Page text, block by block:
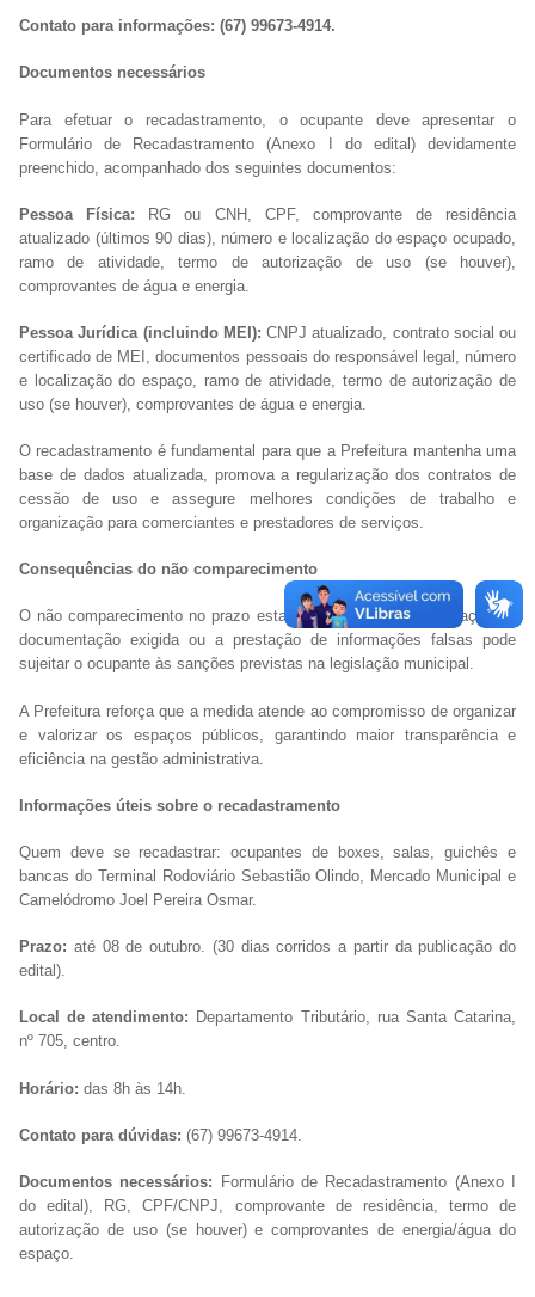
Contato para informações: (67) 99673-4914.
Documentos necessários
Para efetuar o recadastramento, o ocupante deve apresentar o
Formulário de Recadastramento (Anexo I do edital) devidamente
preenchido, acompanhado dos seguintes documentos:
Pessoa Física: RG ou CNH, CPF, comprovante de residência
atualizado (últimos 90 dias), número e localização do espaço ocupado,
ramo de atividade, termo de autorização de uso (se houver),
comprovantes de água e energia.
Pessoa Jurídica (incluindo MEI): CNPJ atualizado, contrato social ou
certificado de MEI, documentos pessoais do responsável legal, número
e localização do espaço, ramo de atividade, termo de autorização de
uso (se houver), comprovantes de água e energia.
O recadastramento é fundamental para que a Prefeitura mantenha uma
base de dados atualizada, promova a regularização dos contratos de
cessão de uso e assegure melhores condições de trabalho e
organização para comerciantes e prestadores de serviços.
Consequências do não comparecimento
O não comparecimento no prazo estabelecido, a não apresentação da
documentação exigida ou a prestação de informações falsas pode
sujeitar o ocupante às sanções previstas na legislação municipal.
A Prefeitura reforça que a medida atende ao compromisso de organizar
e valorizar os espaços públicos, garantindo maior transparência e
eficiência na gestão administrativa.
Informações úteis sobre o recadastramento
Quem deve se recadastrar: ocupantes de boxes, salas, guichês e
bancas do Terminal Rodoviário Sebastião Olindo, Mercado Municipal e
Camelódromo Joel Pereira Osmar.
Prazo: até 08 de outubro. (30 dias corridos a partir da publicação do
edital).
Local de atendimento: Departamento Tributário, rua Santa Catarina,
nº 705, centro.
Horário: das 8h às 14h.
Contato para dúvidas: (67) 99673-4914.
Documentos necessários: Formulário de Recadastramento (Anexo I
do edital), RG, CPF/CNPJ, comprovante de residência, termo de
autorização de uso (se houver) e comprovantes de energia/água do
espaço.